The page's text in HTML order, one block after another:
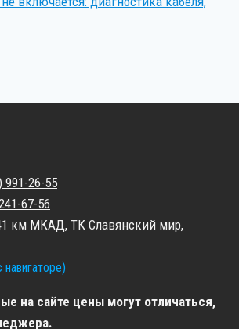
991-26-55
67-56
км МКАД, ТК Славянский мир,
на сайте цены могут отличаться,